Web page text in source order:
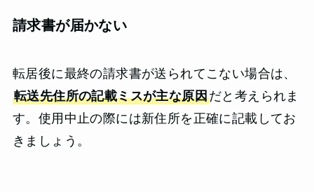
請求書が届かない
転居後に最終の請求書が送られてこない場合は、
転送先住所の記載ミスが主な原因だと考えられま
す。使用中止の際には新住所を正確に記載してお
きましょう。